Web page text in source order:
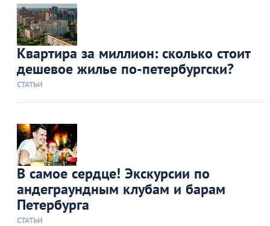
Квартира за миллион: сколько стоит
дешевое жилье по-петербургски?
СТАТЬИ
В самое сердце! Экскурсии по
андеграундным клубам и барам
Петербурга
СТАТЬИ